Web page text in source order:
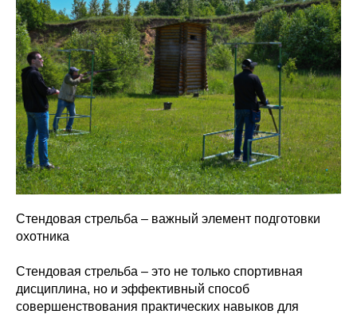
Стендовая стрельба – важный элемент подготовки
охотника
Стендовая стрельба – это не только спортивная
дисциплина, но и эффективный способ
совершенствования практических навыков для